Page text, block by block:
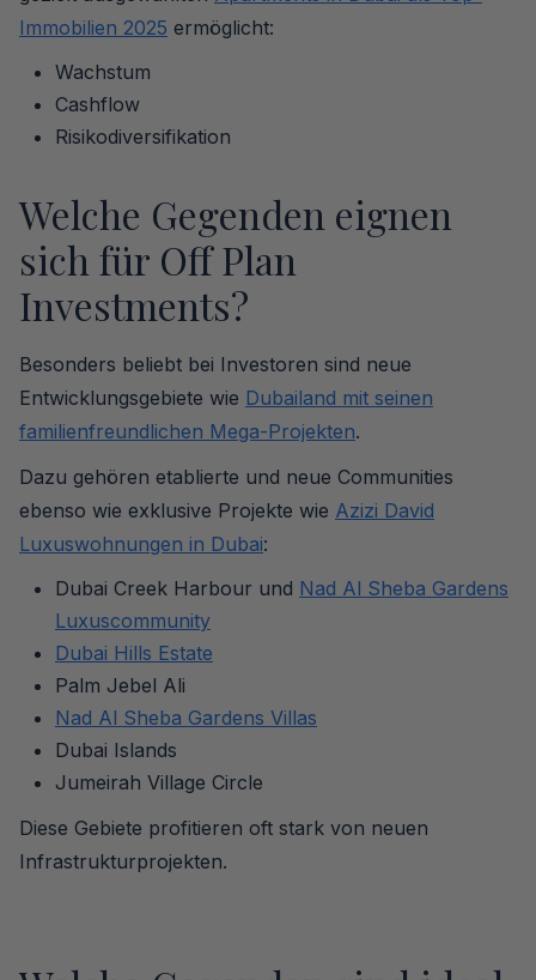
Immobilien 2025 ermöglicht:
Wachstum
Cashflow
Risikodiversifikation
Welche Gegenden eignen
sich für Off Plan
Investments?
Besonders beliebt bei Investoren sind neue
Entwicklungsgebiete wie Dubailand mit seinen
familienfreundlichen Mega-Projekten.
Dazu gehören etablierte und neue Communities
ebenso wie exklusive Projekte wie Azizi David
Luxuswohnungen in Dubai:
Dubai Creek Harbour und Nad Al Sheba Gardens
Luxuscommunity
Dubai Hills Estate
Palm Jebel Ali
Nad Al Sheba Gardens Villas
Dubai Islands
Jumeirah Village Circle
Diese Gebiete profitieren oft stark von neuen
Infrastrukturprojekten.